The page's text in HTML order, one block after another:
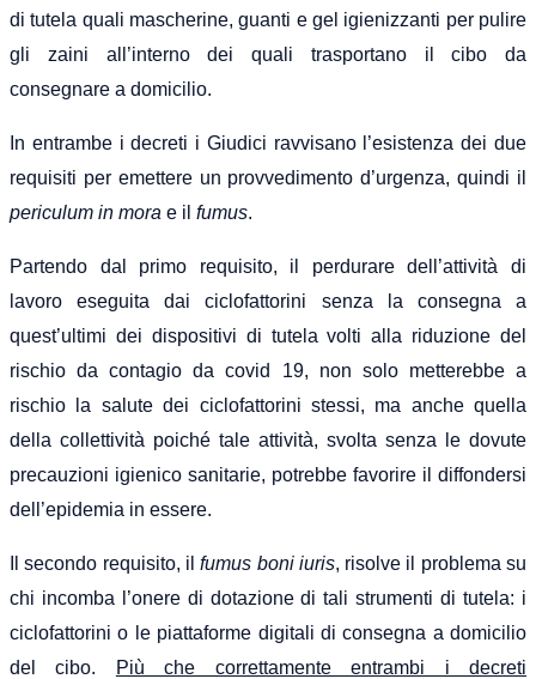
di tutela quali mascherine, guanti e gel igienizzanti per pulire
gli zaini all’interno dei quali trasportano il cibo da
consegnare a domicilio.
In entrambe i decreti i Giudici ravvisano l’esistenza dei due
requisiti per emettere un provvedimento d’urgenza, quindi il
periculum in mora e il fumus.
Partendo dal primo requisito, il perdurare dell’attività di
lavoro eseguita dai ciclofattorini senza la consegna a
quest’ultimi dei dispositivi di tutela volti alla riduzione del
rischio da contagio da covid 19, non solo metterebbe a
rischio la salute dei ciclofattorini stessi, ma anche quella
della collettività poiché tale attività, svolta senza le dovute
precauzioni igienico sanitarie, potrebbe favorire il diffondersi
dell’epidemia in essere.
Il secondo requisito, il fumus boni iuris, risolve il problema su
chi incomba l’onere di dotazione di tali strumenti di tutela: i
ciclofattorini o le piattaforme digitali di consegna a domicilio
del cibo.
Più che correttamente entrambi i decreti